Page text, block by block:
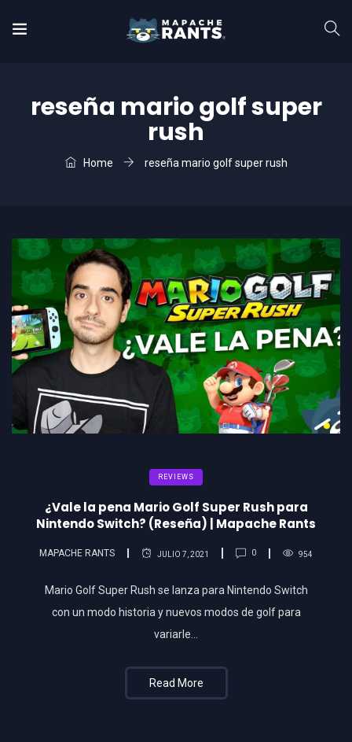
reseña mario golf super
rush
Home reseña mario golf super rush
REVIEWS
¿Vale la pena Mario Golf Super Rush para
Nintendo Switch? (Reseña) | Mapache Rants
MAPACHE RANTS JULIO 7, 2021 0 954
Mario Golf Super Rush se lanza para Nintendo Switch
con un modo historia y nuevos modos de golf para
variarle…
Read More